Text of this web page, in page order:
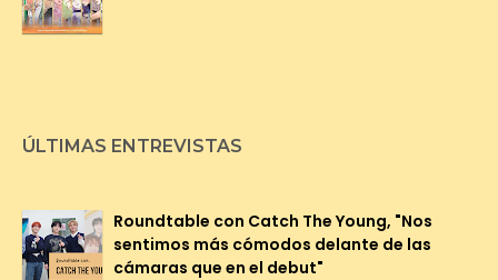
ÚLTIMAS ENTREVISTAS
Roundtable con Catch The Young, "Nos
sentimos más cómodos delante de las
cámaras que en el debut"